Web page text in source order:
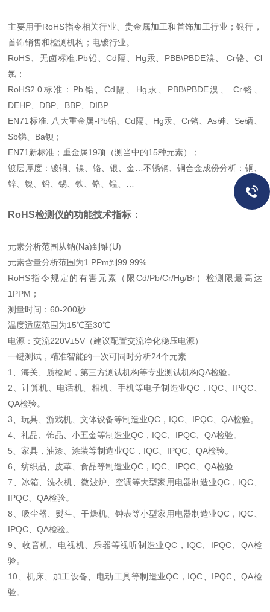
主要用于RoHS指令相关行业、贵金属加工和首饰加工行业；银行，
首饰销售和检测机构；电镀行业。
RoHS、无卤标准:Pb铅、Cd隔、Hg汞、PBB\PBDE溴、 Cr铬、Cl
氯；
RoHS2.0标准：Pb铅、Cd隔、Hg汞、PBB\PBDE溴、 Cr铬、
DEHP、DBP、BBP、DIBP
EN71标准: 八大重金属-Pb铅、Cd隔、Hg汞、Cr铬、As砷、Se硒、
Sb锑、Ba钡；
EN71新标准；重金属19项（测当中的15种元素）；
镀层厚度：镀铜、镍、铬、银、金…不锈钢、铜合金成份分析：铜、
锌、镍、铅、锡、铁、铬、锰、…
RoHS检测仪的功能技术指标：
元素分析范围从钠(Na)到铀(U)
元素含量分析范围为1 PPm到99.99%
RoHS指令规定的有害元素（限Cd/Pb/Cr/Hg/Br）检测限最高达
1PPM；
测量时间：60-200秒
温度适应范围为15℃至30℃
电源：交流220V±5V（建议配置交流净化稳压电源）
一键测试，精准智能的一次可同时分析24个元素
1、海关、质检局，第三方测试机构等专业测试机构QA检验。
2、计算机、电话机、相机、手机等电子制造业QC，IQC、IPQC、
QA检验。
3、玩具、游戏机、文体设备等制造业QC，IQC、IPQC、QA检验。
4、礼品、饰品、小五金等制造业QC，IQC、IPQC、QA检验。
5、家具，油漆、涂装等制造业QC，IQC、IPQC、QA检验。
6、纺织品、皮革、食品等制造业QC，IQC、IPQC、QA检验
7、冰箱、洗衣机、微波炉、空调等大型家用电器制造业QC，IQC、
IPQC、QA检验。
8、吸尘器、熨斗、干燥机、钟表等小型家用电器制造业QC，IQC、
IPQC、QA检验。
9、收音机、电视机、乐器等视听制造业QC，IQC、IPQC、QA检
验。
10、机床、加工设备、电动工具等制造业QC，IQC、IPQC、QA检
验。